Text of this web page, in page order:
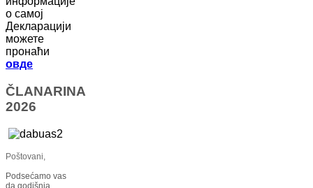
о самој
Декларацији
можете
пронаћи
овде
ČLANARINA
2026
Poštovani,
Podsećamo vas
da godišnja